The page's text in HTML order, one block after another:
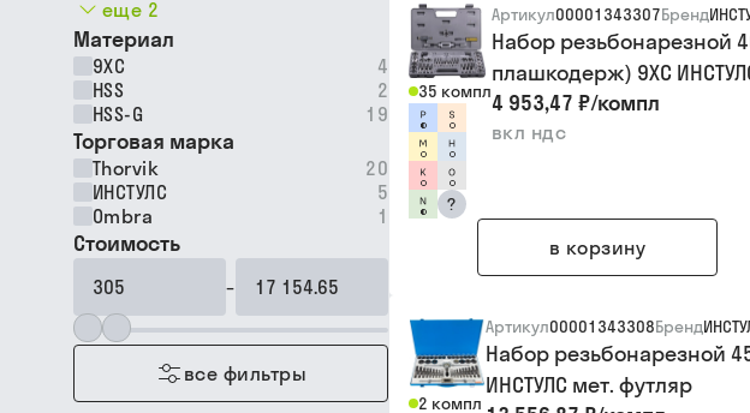
еще 2
Материал
9ХС
4
HSS
2
HSS-G
19
Торговая марка
Thorvik
20
ИНСТУЛС
5
Ombra
1
Стоимость
–
все фильтры
35 компл
?
Артикул00001343307Бренд
Набор резьбонарезной
плашкодерж) 9ХС
4 953,47 ₽/компл
вкл ндс
в корзину
2 компл
Артикул00001343308Бренд
Набор резьбонарезной
ИНСТУЛС мет. футляр